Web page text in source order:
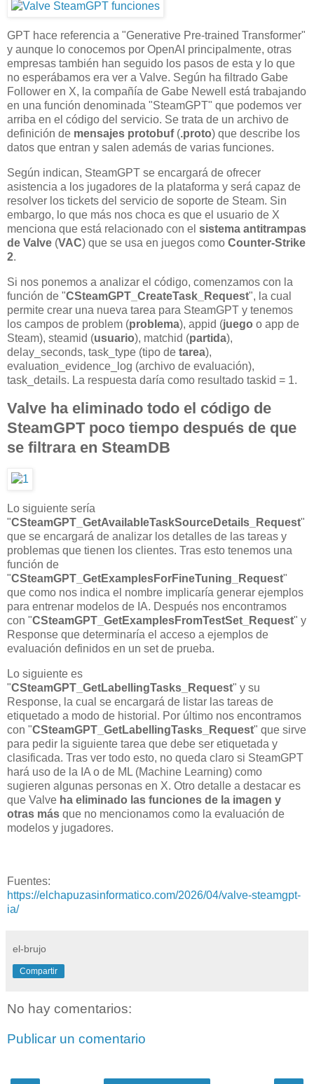
GPT hace referencia a "Generative Pre-trained Transformer"
y aunque lo conocemos por OpenAI principalmente, otras
empresas también han seguido los pasos de esta y lo que
no esperábamos era ver a Valve. Según ha filtrado Gabe
Follower en X, la compañía de Gabe Newell está trabajando
en una función denominada "SteamGPT" que podemos ver
arriba en el código del servicio. Se trata de un archivo de
definición de mensajes protobuf(.proto) que describe los
datos que entran y salen además de varias funciones.
Según indican, SteamGPT se encargará de ofrecer
asistencia a los jugadores de la plataforma y será capaz de
resolver los tickets del servicio de soporte de Steam. Sin
embargo, lo que más nos choca es que el usuario de X
menciona que está relacionado con el sistema antitrampas
de Valve (VAC) que se usa en juegos como Counter-Strike
2.
Si nos ponemos a analizar el código, comenzamos con la
función de "CSteamGPT_CreateTask_Request", la cual
permite crear una nueva tarea para SteamGPT y tenemos
los campos de problem (problema), appid (juego o app de
Steam), steamid (usuario), matchid (partida),
delay_seconds, task_type (tipo de tarea),
evaluation_evidence_log (archivo de evaluación),
task_details. La respuesta daría como resultado taskid = 1.
Valve ha eliminado todo el código de
SteamGPT poco tiempo después de que
se filtrara en SteamDB
Lo siguiente sería
"CSteamGPT_GetAvailableTaskSourceDetails_Request"
que se encargará de analizar los detalles de las tareas y
problemas que tienen los clientes. Tras esto tenemos una
función de
"CSteamGPT_GetExamplesForFineTuning_Request"
que como nos indica el nombre implicaría generar ejemplos
para entrenar modelos de IA. Después nos encontramos
con "CSteamGPT_GetExamplesFromTestSet_Request" y
Response que determinaría el acceso a ejemplos de
evaluación definidos en un set de prueba.
Lo siguiente es
"CSteamGPT_GetLabellingTasks_Request" y su
Response, la cual se encargará de listar las tareas de
etiquetado a modo de historial. Por último nos encontramos
con "CSteamGPT_GetLabellingTasks_Request" que sirve
para pedir la siguiente tarea que debe ser etiquetada y
clasificada. Tras ver todo esto, no queda claro si SteamGPT
hará uso de la IA o de ML (Machine Learning) como
sugieren algunas personas en X. Otro detalle a destacar es
que Valve ha eliminado las funciones de la imagen y
otras más que no mencionamos como la evaluación de
modelos y jugadores.
Fuentes:
https://elchapuzasinformatico.com/2026/04/valve-steamgpt-
ia/
el-brujo
Compartir
No hay comentarios:
Publicar un comentario